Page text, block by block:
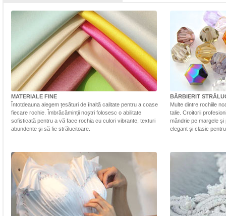
MATERIALE FINE
Întotdeauna alegem țesături de înaltă calitate pentru a coase
fiecare rochie. Îmbrăcăminții noștri folosesc o abilitate
sofisticată pentru a vă face rochia cu culori vibrante, texturi
abundente și să fie strălucitoare.
BĂRBIERIT
Multe dintre rochiile
talie. Croitorii
mândrie pe margele
elegant și clasic